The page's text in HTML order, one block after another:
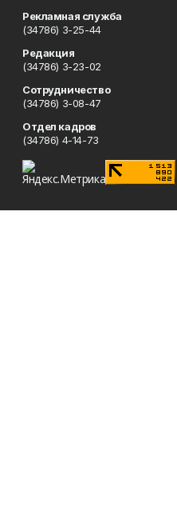
Рекламная служба
(34786) 3-25-44
Редакция
(34786) 3-23-02
Сотрудничество
(34786) 3-08-47
Отдел кадров
(34786) 4-14-73